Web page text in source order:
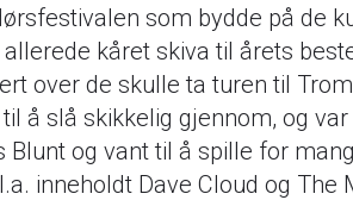
som bydde på de
allerede kåret skiva til årets
over de skulle ta turen til
å slå skikkelig gjennom, og
Blunt og vant til å spille for
inneholdt Dave Cloud og The